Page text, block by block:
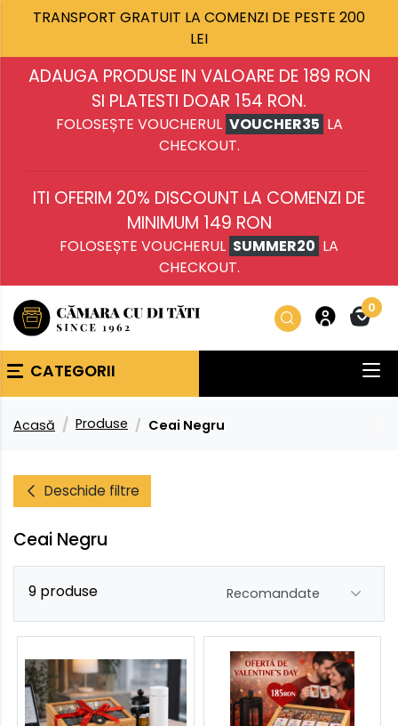
TRANSPORT GRATUIT LA COMENZI DE PESTE 200
LEI
ADAUGA PRODUSE IN VALOARE DE 189 RON
SI PLATESTI DOAR 154 RON.
FOLOSEȘTE VOUCHERUL VOUCHER35 LA
CHECKOUT.
ITI OFERIM 20% DISCOUNT LA COMENZI DE
MINIMUM 149 RON
FOLOSEȘTE VOUCHERUL SUMMER20 LA
CHECKOUT.
0
CATEGORII
Acasă Produse Ceai Negru
Deschide filtre
Ceai Negru
9 produse